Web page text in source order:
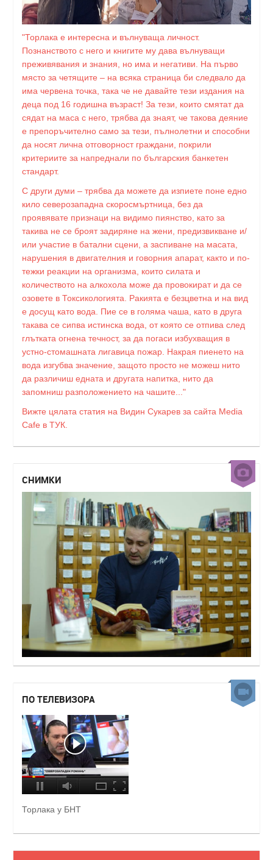
"Торлака е интересна и вълнуваща личност.
Познанството с него и книгите му дава вълнуващи
преживявания и знания, но има и негативи. На първо
място за четящите – на всяка страница би следвало да
има червена точка, така че не давайте тези издания на
деца под 16 годишна възраст! За тези, които смятат да
сядат на маса с него, трябва да знаят, че такова деяние
е препоръчително само за тези, пълнолетни и способни
да носят лична отговорност граждани, покрили
критериите за напреднали по българския банкетен
стандарт.
С други думи – трябва да можете да изпиете поне едно
кило северозападна скоросмъртница, без да
проявявате признаци на видимо пиянство, като за
такива не се броят задиряне на жени, предизвикване и/
или участие в батални сцени, а заспиване на масата,
нарушения в двигателния и говорния апарат, както и по-
тежки реакции на организма, които силата и
количеството на алкохола може да провокират и да се
озовете в Токсикологията. Ракията е безцветна и на вид
е досущ като вода. Пие се в голяма чаша, като в друга
такава се сипва истинска вода, от която се отпива след
глътката огнена течност, за да погаси избухващия в
устно-стомашната лигавица пожар. Накрая пиенето на
вода изгубва значение, защото просто не можеш нито
да различиш едната и другата напитка, нито да
запомниш разположението на чашите..."
Вижте цялата статия на Видин Сукарев за сайта Media
Cafe в ТУК.
СНИМКИ
ПО ТЕЛЕВИЗОРА
Торлака у БНТ